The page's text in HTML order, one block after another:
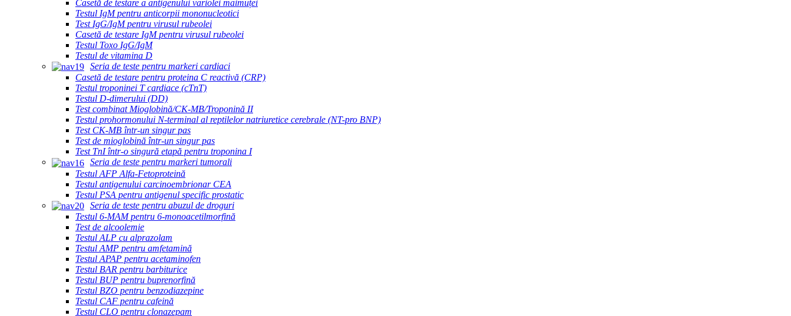
Casetă de testare a antigenului variolei maimuței
Testul IgM pentru anticorpii mononucleotici
Test IgG/IgM pentru virusul rubeolei
Casetă de testare IgM pentru virusul rubeolei
Testul Toxo IgG/IgM
Testul de vitamina D
Seria de teste pentru markeri cardiaci
Casetă de testare pentru proteina C reactivă (CRP)
Testul troponinei T cardiace (cTnT)
Testul D-dimerului (DD)
Test combinat Mioglobină/CK-MB/Troponină II
Testul prohormonului N-terminal al reptilelor natriuretice cerebrale (NT-pro BNP)
Test CK-MB într-un singur pas
Test de mioglobină într-un singur pas
Test TnI într-o singură etapă pentru troponina I
Seria de teste pentru markeri tumorali
Testul AFP Alfa-Fetoproteină
Testul antigenului carcinoembrionar CEA
Testul PSA pentru antigenul specific prostatic
Seria de teste pentru abuzul de droguri
Testul 6-MAM pentru 6-monoacetilmorfină
Test de alcoolemie
Testul ALP cu alprazolam
Testul AMP pentru amfetamină
Testul APAP pentru acetaminofen
Testul BAR pentru barbiturice
Testul BUP pentru buprenorfină
Testul BZO pentru benzodiazepine
Testul CAF pentru cafeină
Testul CLO pentru clonazepam